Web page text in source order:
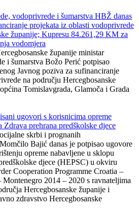
vodoprivrede i šumarstva HBŽ danas
projekata iz oblasti vodoprivrede
županije; Kupresu 84.261,29 KM za
vodomjera
županije ministar
i šumarstva Božo Perić potpisao
Javnog poziva za sufinanciranje
na području Hercegbosanske
Tomislavgrada, Glamoča i Grada
ugovori s korisnicima opreme
prehrana predškolske djece
skrbi i prognanih
Bajić danas je potpisao ugovore
opreme nabavljene u sklopu
djece (HEPSC) u okviru
Cooperation Programme Croatia –
2014 – 2020 s ravnateljima
Hercegbosanske županije i
zdravstvo Hercegbosanske